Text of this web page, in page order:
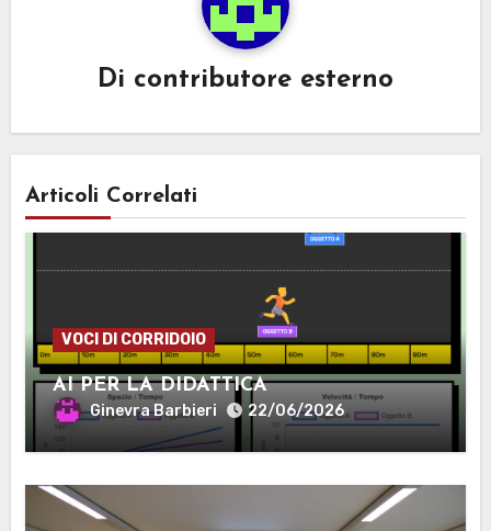
Di contributore esterno
Articoli Correlati
VOCI DI CORRIDOIO
AI PER LA DIDATTICA
Ginevra Barbieri 22/06/2026